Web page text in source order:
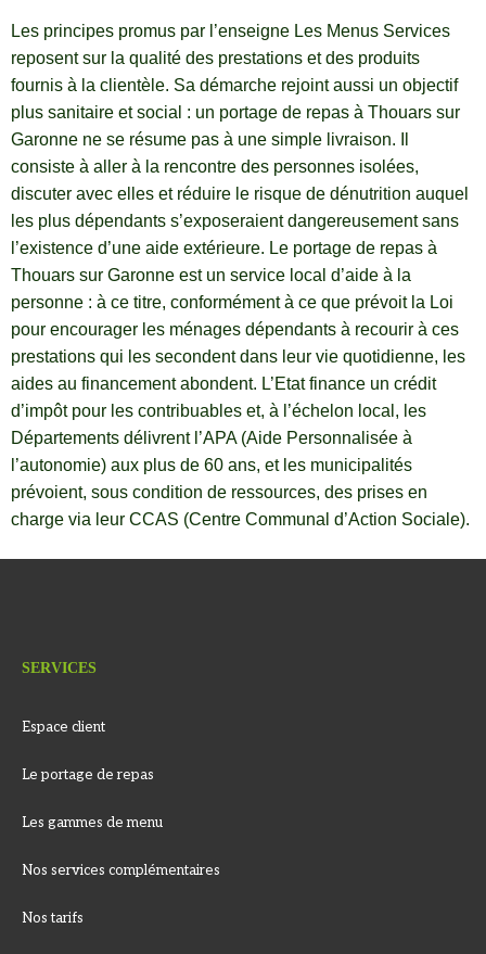
Les principes promus par l’enseigne Les Menus Services
reposent sur la qualité des prestations et des produits
fournis à la clientèle. Sa démarche rejoint aussi un objectif
plus sanitaire et social : un portage de repas à Thouars sur
Garonne ne se résume pas à une simple livraison. Il
consiste à aller à la rencontre des personnes isolées,
discuter avec elles et réduire le risque de dénutrition auquel
les plus dépendants s’exposeraient dangereusement sans
l’existence d’une aide extérieure. Le portage de repas à
Thouars sur Garonne est un service local d’aide à la
personne : à ce titre, conformément à ce que prévoit la Loi
pour encourager les ménages dépendants à recourir à ces
prestations qui les secondent dans leur vie quotidienne, les
aides au financement abondent. L’Etat finance un crédit
d’impôt pour les contribuables et, à l’échelon local, les
Départements délivrent l’APA (Aide Personnalisée à
l’autonomie) aux plus de 60 ans, et les municipalités
prévoient, sous condition de ressources, des prises en
charge via leur CCAS (Centre Communal d’Action Sociale).
SERVICES
Espace client
Le portage de repas
Les gammes de menu
Nos services complémentaires
Nos tarifs